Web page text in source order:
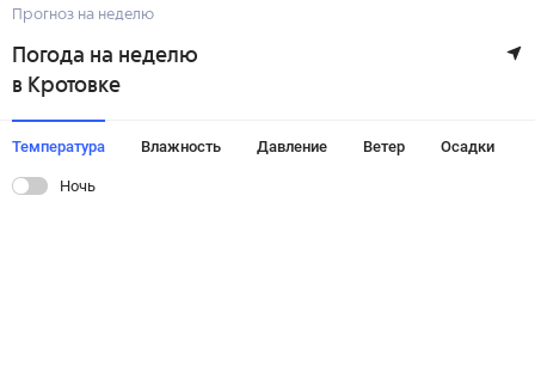
Прогноз на неделю
Погода на неделю
в Кротовке
Температура Влажность Давление Ветер Осадки
Ночь